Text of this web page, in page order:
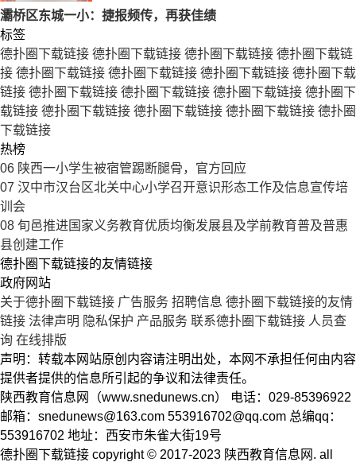
灞桥区东城一小：捷报频传，再获佳绩
标签
德扑圈下载链接 德扑圈下载链接 德扑圈下载链接 德扑圈下载链
接 德扑圈下载链接 德扑圈下载链接 德扑圈下载链接 德扑圈下载
链接 德扑圈下载链接 德扑圈下载链接 德扑圈下载链接 德扑圈下
载链接 德扑圈下载链接 德扑圈下载链接 德扑圈下载链接 德扑圈
下载链接
热榜
06 陕西一小学生被宿管踢断腿骨，官方回应
07 汉中市汉台区北关中心小学召开意识形态工作及信息宣传培
训会
08 旬邑推进国家义务教育优质均衡发展县及学前教育普及普惠
县创建工作
德扑圈下载链接的友情链接
政府网站
关于德扑圈下载链接 广告服务 招聘信息 德扑圈下载链接的友情
链接 法律声明 隐私保护 产品服务 联系德扑圈下载链接 人员查
询 在线排版
声明：转载本网站原创内容请注明出处，本网不承担任何由内容
提供者提供的信息所引起的争议和法律责任。
陕西教育信息网（www.snedunews.cn） 电话：029-85396922
邮箱： snedunews@163.com 553916702@qq.com 总编qq：
553916702 地址：西安市朱雀大街19号
德扑圈下载链接 copyright © 2017-2023 陕西教育信息网. all